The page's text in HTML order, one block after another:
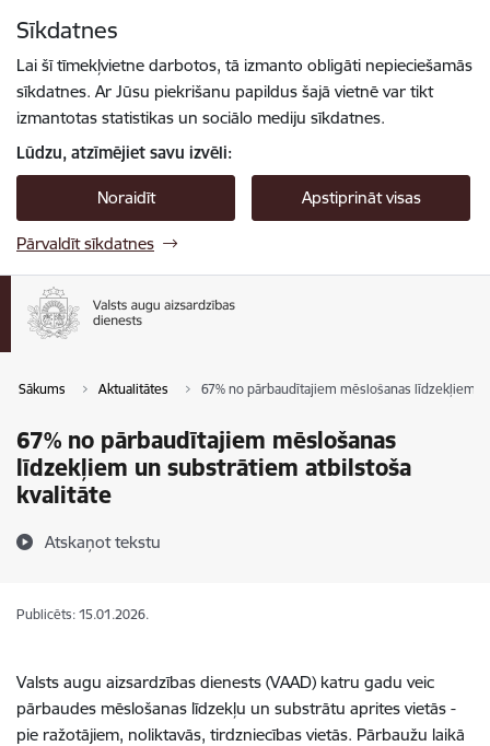
Sīkdatnes
Lai šī tīmekļvietne darbotos, tā izmanto obligāti nepieciešamās
sīkdatnes. Ar Jūsu piekrišanu papildus šajā vietnē var tikt
izmantotas statistikas un sociālo mediju sīkdatnes.
Lūdzu, atzīmējiet savu izvēli:
Noraidīt Apstiprināt visas
Pārvaldīt sīkdatnes
Sākums Aktualitātes 67% no pārbaudītajiem mēslošanas līdzekļiem
67% no pārbaudītajiem mēslošanas
līdzekļiem un substrātiem atbilstoša
kvalitāte
Atskaņot tekstu
Publicēts: 15.01.2026.
Valsts augu aizsardzības dienests (VAAD) katru gadu veic
pārbaudes mēslošanas līdzekļu un substrātu aprites vietās -
pie ražotājiem, noliktavās, tirdzniecības vietās. Pārbaužu laikā